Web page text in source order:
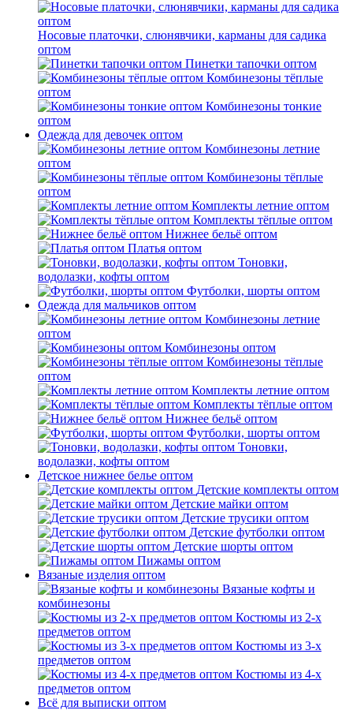
Носовые платочки, слюнявчики, карманы для садика
оптом
Пинетки тапочки оптом
Комбинезоны тёплые
оптом
Комбинезоны тонкие
оптом
Одежда для девочек оптом
Комбинезоны летние
оптом
Комбинезоны тёплые
оптом
Комплекты летние оптом
Комплекты тёплые оптом
Нижнее бельё оптом
Платья оптом
Тоновки,
водолазки, кофты оптом
Футболки, шорты оптом
Одежда для мальчиков оптом
Комбинезоны летние
оптом
Комбинезоны оптом
Комбинезоны тёплые
оптом
Комплекты летние оптом
Комплекты тёплые оптом
Нижнее бельё оптом
Футболки, шорты оптом
Тоновки,
водолазки, кофты оптом
Детское нижнее белье оптом
Детские комплекты оптом
Детские майки оптом
Детские трусики оптом
Детские футболки оптом
Детские шорты оптом
Пижамы оптом
Вязаные изделия оптом
Вязаные кофты и
комбинезоны
Костюмы из 2-х
предметов оптом
Костюмы из 3-х
предметов оптом
Костюмы из 4-х
предметов оптом
Всё для выписки оптом